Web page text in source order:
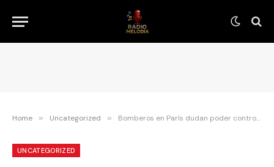
Home » Uncategorized » Bomberos en París dudan poder controlar el incendio en Notre Dame
UNCATEGORIZED